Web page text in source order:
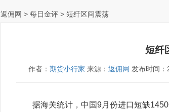
返佣网 > 每日金评 > 短纤区间震荡
短纤
作者： 期货小行家 来源： 返佣网 发布时间
据海关统计，中国9月份进口短缺